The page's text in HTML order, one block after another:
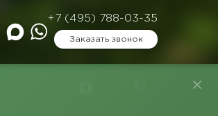
+7 (495) 788-03-35
Заказать звонок